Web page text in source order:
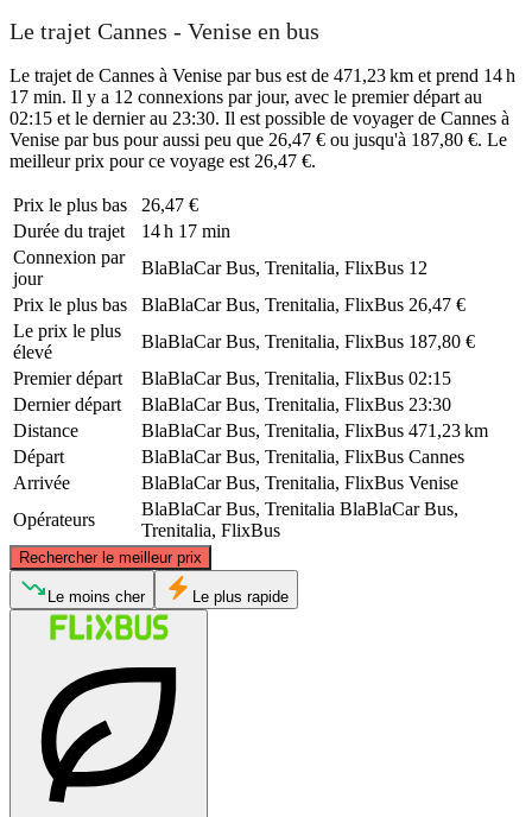
Le trajet Cannes - Venise en bus
Le trajet de Cannes à Venise par bus est de 471,23 km et prend 14 h
17 min. Il y a 12 connexions par jour, avec le premier départ au
02:15 et le dernier au 23:30. Il est possible de voyager de Cannes à
Venise par bus pour aussi peu que 26,47 € ou jusqu'à 187,80 €. Le
meilleur prix pour ce voyage est 26,47 €.
Prix ​​le plus bas
26,47 €
Durée du trajet
14 h 17 min
Connexion par
jour
BlaBlaCar Bus, Trenitalia, FlixBus 12
Prix ​​le plus bas
BlaBlaCar Bus, Trenitalia, FlixBus 26,47 €
Le prix le plus
élevé
BlaBlaCar Bus, Trenitalia, FlixBus 187,80 €
Premier départ
BlaBlaCar Bus, Trenitalia, FlixBus 02:15
Dernier départ
BlaBlaCar Bus, Trenitalia, FlixBus 23:30
Distance
BlaBlaCar Bus, Trenitalia, FlixBus 471,23 km
Départ
BlaBlaCar Bus, Trenitalia, FlixBus Cannes
Arrivée
BlaBlaCar Bus, Trenitalia, FlixBus Venise
Opérateurs
BlaBlaCar Bus, Trenitalia BlaBlaCar Bus,
Trenitalia, FlixBus
Rechercher le meilleur prix
Cannes
©
Le moins cher Le plus rapide